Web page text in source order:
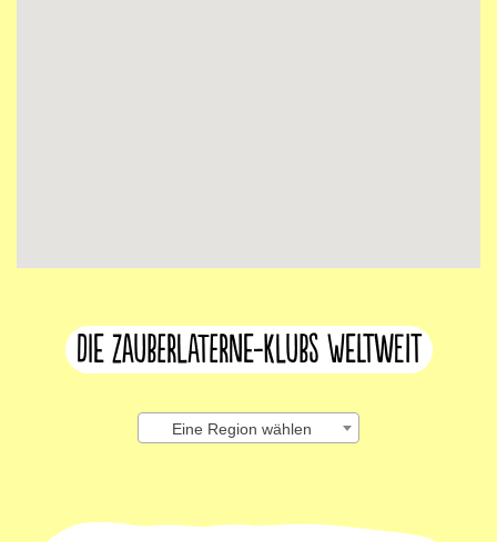
Die Zauberlaterne-Klubs weltweit
Eine Region wählen